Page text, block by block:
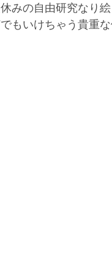
みの自由研究なり
もいけちゃう貴重な